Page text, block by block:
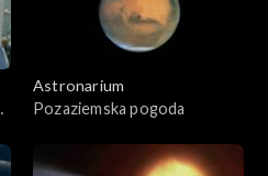
Astronarium
Pozaziemska pogoda